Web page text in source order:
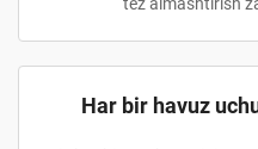
Har bir havuz